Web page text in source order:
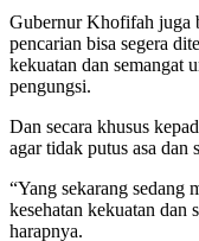
Gubernur Khofifah juga
pencarian bisa segera
kekuatan dan semangat
pengungsi.
Dan secara khusus
agar tidak putus asa dan
“Yang sekarang sedang
kesehatan kekuatan dan
harapnya.